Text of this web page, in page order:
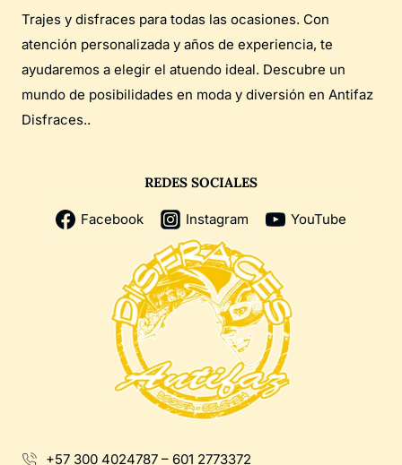
Trajes y disfraces para todas las ocasiones. Con
atención personalizada y años de experiencia, te
ayudaremos a elegir el atuendo ideal. Descubre un
mundo de posibilidades en moda y diversión en Antifaz
Disfraces..
REDES SOCIALES
Facebook Instagram YouTube
+57 300 4024787 – 601 2773372